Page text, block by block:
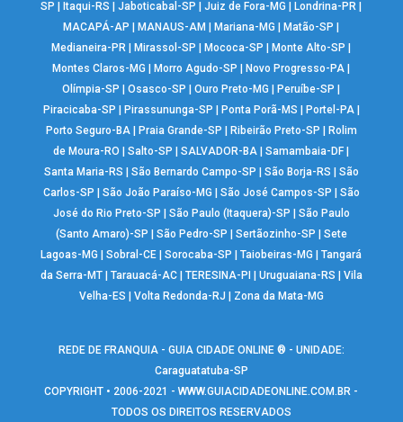
SP |Itaqui-RS |Jaboticabal-SP |Juiz de Fora-MG |Londrina-PR |
MACAPÁ-AP |MANAUS-AM |Mariana-MG |Matão-SP |
Medianeira-PR |Mirassol-SP |Mococa-SP |Monte Alto-SP |
Montes Claros-MG |Morro Agudo-SP |Novo Progresso-PA |
Olímpia-SP |Osasco-SP |Ouro Preto-MG |Peruíbe-SP |
Piracicaba-SP | Pirassununga-SP | Ponta Porã-MS | Portel-PA|
Porto Seguro-BA| Praia Grande-SP | Ribeirão Preto-SP | Rolim
de Moura-RO |Salto-SP |SALVADOR-BA |Samambaia-DF |
Santa Maria-RS | São Bernardo Campo-SP | São Borja-RS | São
Carlos-SP | São João Paraíso-MG | São José Campos-SP | São
José do Rio Preto-SP | São Paulo (Itaquera)-SP | São Paulo
(Santo Amaro)-SP | São Pedro-SP | Sertãozinho-SP | Sete
Lagoas-MG |Sobral-CE |Sorocaba-SP |Taiobeiras-MG |Tangará
da Serra-MT| Tarauacá-AC| TERESINA-PI | Uruguaiana-RS | Vila
Velha-ES | Volta Redonda-RJ | Zona da Mata-MG
REDE DE FRANQUIA - GUIA CIDADE ONLINE ® - UNIDADE:
Caraguatatuba-SP
COPYRIGHT • 2006-2021 -WWW.GUIACIDADEONLINE.COM.BR -
TODOS OS DIREITOS RESERVADOS